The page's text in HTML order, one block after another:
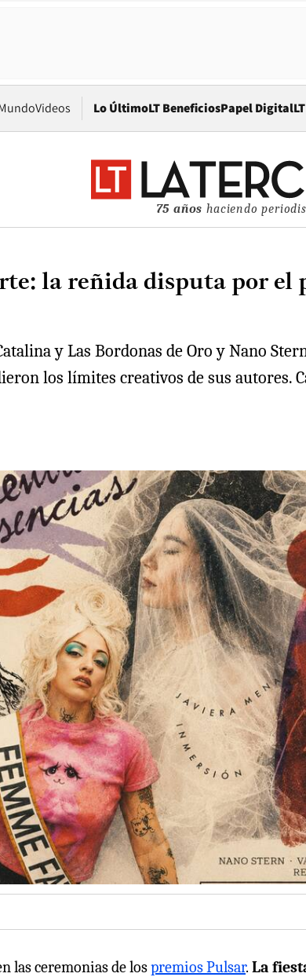
Videos Lo ÚltimoLT BeneficiosPapel Digital
75 años haciendo
la reñida disputa por
y Las Bordonas de Oro y Nano
los límites creativos de sus
las ceremonias de lospremios Pulsar. La